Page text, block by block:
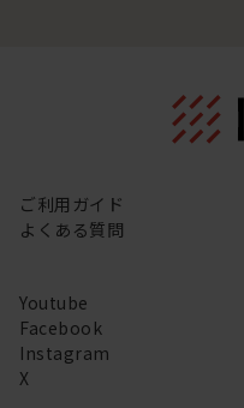
ご利用ガイド
よくある質問
Youtube
Facebook
Instagram
X